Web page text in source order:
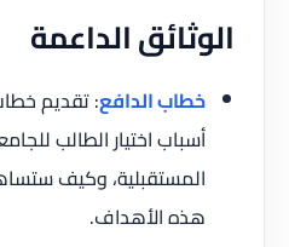
الوثائق الداعمة
خطاب الدافع: تقديم
أسباب اختيار الطالب
المستقبلية، وكيف
هذه الأهداف.